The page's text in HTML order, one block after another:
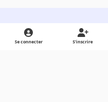
Light ModeDark ModeSystem Preference
Se connecter S’inscrire